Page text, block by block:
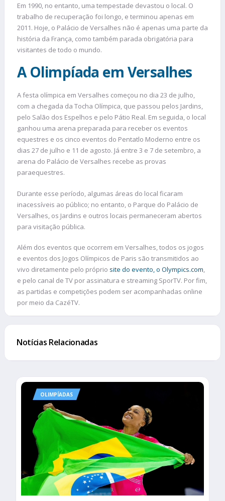
Em 1990, no entanto, uma tempestade devastou o local. O
trabalho de recuperação foi longo, e terminou apenas em
2011. Hoje, o Palácio de Versalhes não é apenas uma parte da
história da França, como também parada obrigatória para
visitantes de todo o mundo.
A Olimpíada em Versalhes
A festa olímpica em Versalhes começou no dia 23 de julho,
com a chegada da Tocha Olímpica, que passou pelos Jardins,
pelo Salão dos Espelhos e pelo Pátio Real. Em seguida, o local
ganhou uma arena preparada para receber os eventos
equestres e os cinco eventos do Pentatlo Moderno entre os
dias 27 de julho e 11 de agosto. Já entre 3 e 7 de setembro, a
arena do Palácio de Versalhes recebe as provas
paraequestres.
Durante esse período, algumas áreas do local ficaram
inacessíveis ao público; no entanto, o Parque do Palácio de
Versalhes, os Jardins e outros locais permaneceram abertos
para visitação pública.
Além dos eventos que ocorrem em Versalhes, todos os jogos
e eventos dos Jogos Olímpicos de Paris são transmitidos ao
vivo diretamente pelo próprio site do evento, o Olympics.com,
e pelo canal de TV por assinatura e streaming SporTV. Por fim,
as partidas e competições podem ser acompanhadas online
por meio da CazéTV.
Notícias Relacionadas
OLIMPÍADAS